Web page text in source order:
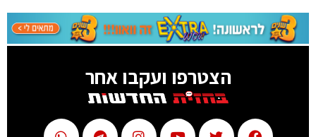
הצטרפו ועקבו אחר